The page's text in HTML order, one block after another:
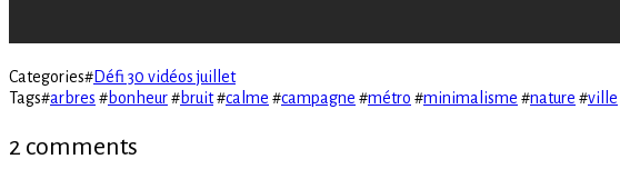
Categories#Défi 30 vidéos juillet
Tags#arbres #bonheur#bruit#calme #campagne #métro #minimalisme #nature #ville
2 comments